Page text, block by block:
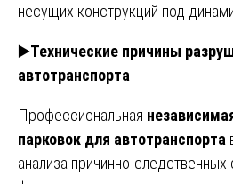
несущих конструкций под
▶️Технические причины
автотранспорта
Профессиональная
парковок для автотранспорта
анализа причинно-